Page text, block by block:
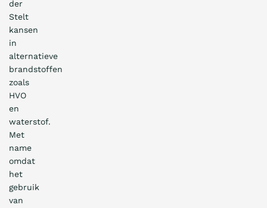
der
Stelt
kansen
in
alternatieve
brandstoffen
zoals
HVO
en
waterstof.
Met
name
omdat
het
gebruik
van